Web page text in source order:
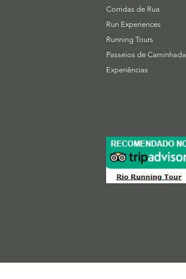
Corridas de Rua
Run Experiences
Running Tours
Passeios de Caminhada
Experiências